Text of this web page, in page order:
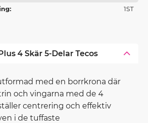
1ST
4 Skär 5-Delar Tecos
med en borrkrona där
och vingarna med de 4
centrering och effektiv
i de tuffaste